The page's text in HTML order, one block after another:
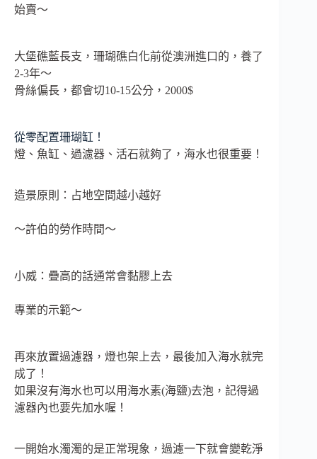
始賣～
大堡礁藍長支，珊瑚礁白化前從澳洲進口的，養了
2-3年～
骨絲偏長，都會切10-15公分，2000$
從零配置珊瑚缸！
燈、魚缸、過濾器、活石就夠了，海水也很重要！
造景原則：占地空間越小越好
～許伯的勞作時間～
小威：疊高的話通常會黏膠上去
專業的示範～
再來放置過濾器，燈也架上去，最後加入海水就完
成了！
如果沒有海水也可以用海水素(海鹽)去泡，記得過
濾器內也要先加水喔！
一開始水濁濁的是正常現象，過濾一下就會變乾淨